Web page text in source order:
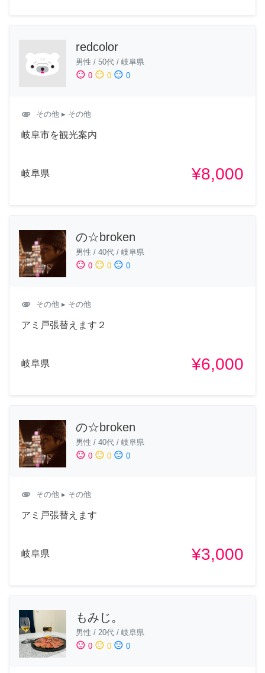
redcolor
男性 / 50代 / 岐阜県
sentiment_satisfied 0 sentiment_neutral 0 sentiment_dissatisfied 0
attachment その他 ▸ その他
岐阜市を観光案内
岐阜県 ¥8,000
の☆broken
男性 / 40代 / 岐阜県
sentiment_satisfied 0 sentiment_neutral 0 sentiment_dissatisfied 0
attachment その他 ▸ その他
アミ戸張替えます２
岐阜県 ¥6,000
の☆broken
男性 / 40代 / 岐阜県
sentiment_satisfied 0 sentiment_neutral 0 sentiment_dissatisfied 0
attachment その他 ▸ その他
アミ戸張替えます
岐阜県 ¥3,000
もみじ。
男性 / 20代 / 岐阜県
sentiment_satisfied 0 sentiment_neutral 0 sentiment_dissatisfied 0